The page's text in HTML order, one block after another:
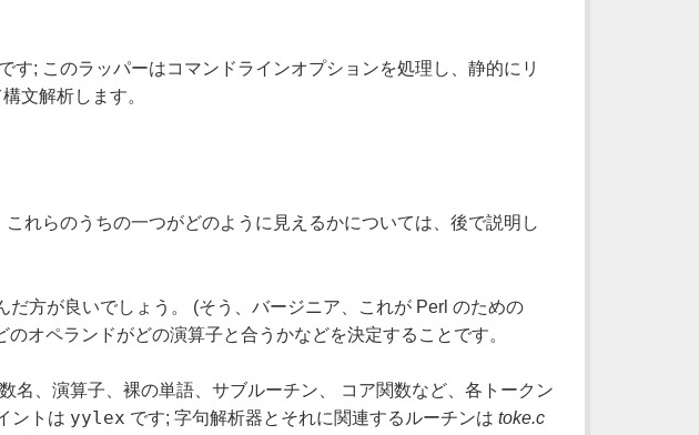
す; このラッパーはコマンドラインオプションを処理し、静的にリ
文解析します。
れらのうちの一つがどのように見えるかについては、後で説明し
だ方が良いでしょう。 (そう、バージニア、これが Perl のための
オペランドがどの演算子と合うかなどを決定することです。
名、演算子、裸の単語、サブルーチン、 コア関数など、各トークン
ントは yylex です; 字句解析器とそれに関連するルーチンは toke.c